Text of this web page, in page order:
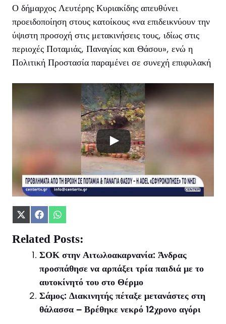
Ο δήμαρχος Λευτέρης Κυριακίδης απευθύνει
προειδοποίηση στους κατοίκους «να επιδεικνύουν την
ύψιστη προσοχή στις μετακινήσεις τους, ιδίως στις
περιοχές Ποταμιάς, Παναγίας και Θάσου», ενώ η
Πολιτική Προστασία παραμένει σε συνεχή επιφυλακή
Share
X
(Twitter)
Share
Facebook
Share
WhatsApp
Related Posts:
ΣΟΚ στην Αιτωλοακαρνανία: Άνδρας
προσπάθησε να αρπάξει τρία παιδιά με το
αυτοκίνητό του στο Θέρμο
Σάμος: Διακινητής πέταξε μετανάστες στη
θάλασσα – Βρέθηκε νεκρό 12χρονο αγόρι